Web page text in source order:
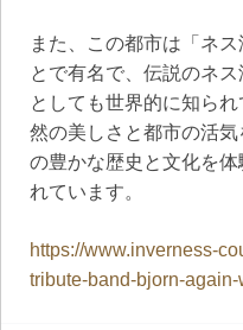
また、この都市は「ネ
とで有名で、伝説のネ
としても世界的に知ら
然の美しさと都市の活
の豊かな歴史と文化を
れています。
https://www.inverness-
tribute-band-bjorn-